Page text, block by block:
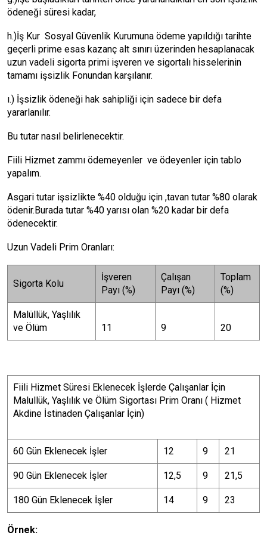
ödeneği süresi kadar,
h.)İş Kur Sosyal Güvenlik Kurumuna ödeme yapıldığı tarihte
geçerli prime esas kazanç alt sınırı üzerinden hesaplanacak
uzun vadeli sigorta primi işveren ve sigortalı hisselerinin
tamamı işsizlik Fonundan karşılanır.
ı.) İşsizlik ödeneği hak sahipliği için sadece bir defa
yararlanılır.
Bu tutar nasıl belirlenecektir.
Fiili Hizmet zammı ödemeyenler ve ödeyenler için tablo
yapalım.
Asgari tutar işsizlikte %40 olduğu için ,tavan tutar %80 olarak
ödenir.Burada tutar %40 yarısı olan %20 kadar bir defa
ödenecektir.
Uzun Vadeli Prim Oranları:
Sigorta Kolu
İşveren
Payı (%)
Çalışan
Payı (%)
Toplam
(%)
Malüllük, Yaşlılık
ve Ölüm
11 9 20
Fiili Hizmet Süresi Eklenecek İşlerde Çalışanlar İçin
Malullük, Yaşlılık ve Ölüm Sigortası Prim Oranı ( Hizmet
Akdine İstinaden Çalışanlar İçin)
60 Gün Eklenecek İşler 12 9 21
90 Gün Eklenecek İşler 12,5 9 21,5
180 Gün Eklenecek İşler 14 9 23
Örnek: